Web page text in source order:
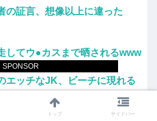
SPONSOR
の証言、想像以上に違った
してウ●カスまで晒されるwww
エッチなJK、ビーチに現れる
トップ サイドバー